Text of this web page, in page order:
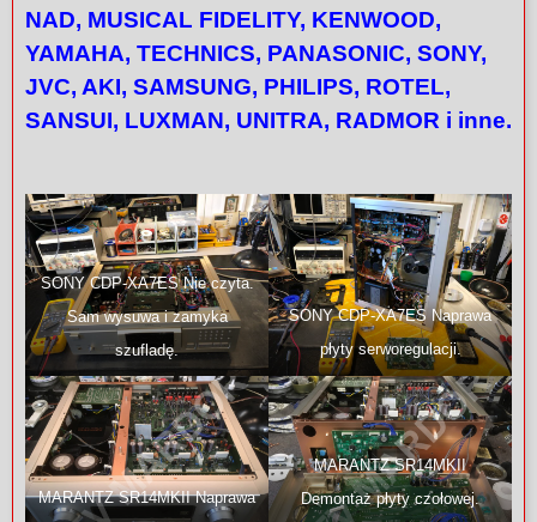
NAD, MUSICAL FIDELITY, KENWOOD,
YAMAHA, TECHNICS, PANASONIC, SONY,
JVC, AKI, SAMSUNG, PHILIPS, ROTEL,
SANSUI, LUXMAN, UNITRA, RADMOR i inne.
SONY CDP-XA7ES Nie czyta.
Sam wysuwa i zamyka
szufladę.
SONY CDP-XA7ES Naprawa
płyty serworegulacji.
MARANTZ SR14MKII Naprawa
MARANTZ SR14MKII
Demontaż płyty czołowej.